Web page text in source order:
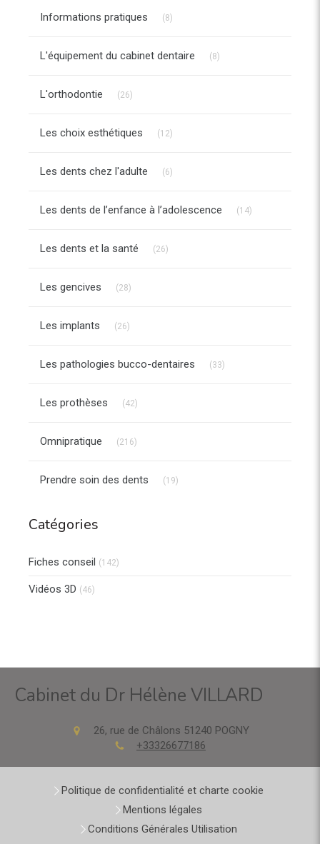
Informations pratiques (8)
L'équipement du cabinet dentaire (8)
L'orthodontie (26)
Les choix esthétiques (12)
Les dents chez l'adulte (6)
Les dents de l’enfance à l’adolescence (14)
Les dents et la santé (26)
Les gencives (28)
Les implants (26)
Les pathologies bucco-dentaires (33)
Les prothèses (42)
Omnipratique (216)
Prendre soin des dents (19)
Catégories
Fiches conseil (142)
Vidéos 3D (46)
Cabinet du Dr Hélène VILLARD
26, rue de Châlons 51240 POGNY
+33326677186
Politique de confidentialité et charte cookie
Mentions légales
Conditions Générales Utilisation